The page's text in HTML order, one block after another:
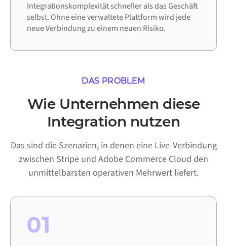
Integrationskomplexität schneller als das Geschäft
selbst. Ohne eine verwaltete Plattform wird jede
neue Verbindung zu einem neuen Risiko.
DAS PROBLEM
Wie Unternehmen diese
Integration nutzen
Das sind die Szenarien, in denen eine Live-Verbindung
zwischen Stripe und Adobe Commerce Cloud den
unmittelbarsten operativen Mehrwert liefert.
01